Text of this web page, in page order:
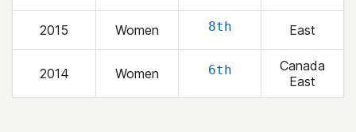
2015 Women 8th East
2014 Women 6th
Canada
East